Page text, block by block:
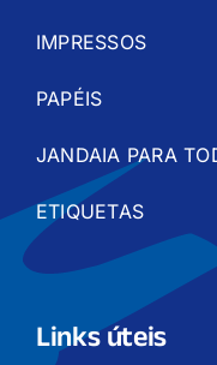
IMPRESSOS
PAPÉIS
JANDAIA PARA
ETIQUETAS
Links úteis